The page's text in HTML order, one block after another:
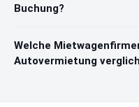
Buchung?
Welche
Autovermietung